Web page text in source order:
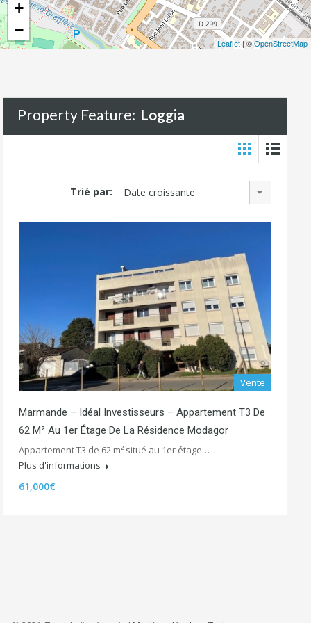
+
−
Leaflet| ©OpenStreetMap
Property Feature: Loggia
Trié par: Date croissante
Vente
Marmande – Idéal Investisseurs – Appartement T3 De
62 M² Au 1er Étage De La Résidence Modagor
Appartement T3 de 62 m² situé au 1er étage…
Plus d'informations
61,000€